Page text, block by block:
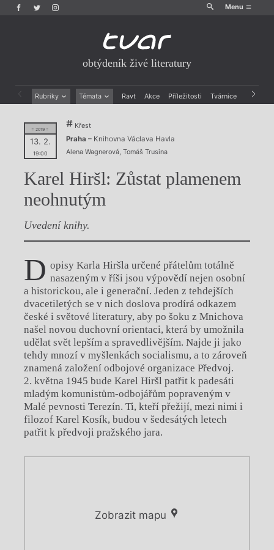
Menu
obtýdeník živé literatury
Rubriky Témata Ravt Akce Příležitosti Tvárnice Archiv
Drobná publicistika
Esejistika
Recenze a reflexe
Rozhovory
Právě vychází
Mauzoleum
Divadlo
Dokument
Výroční ceny
= 2019 =
13. 2.
19:00
Křest
Praha – Knihovna Václava Havla
Alena Wagnerová, Tomáš Trusina
Karel Hiršl: Zůstat plamenem
neohnutým
Uvedení knihy.
D opisy Karla Hiršla určené přátelům totálně
nasazeným v říši jsou výpovědí nejen osobní
a historickou, ale i generační. Jeden z tehdejších
dvacetiletých se v nich doslova prodírá odkazem
české i světové literatury, aby po šoku z Mnichova
našel novou duchovní orientaci, která by umožnila
udělat svět lepším a spravedlivějším. Najde ji jako
tehdy mnozí v myšlenkách socialismu, a to zároveň
znamená založení odbojové organizace Předvoj.
2. května 1945 bude Karel Hiršl patřit k padesáti
mladým komunistům-odbojářům popraveným v
Malé pevnosti Terezín. Ti, kteří přežijí, mezi nimi i
filozof Karel Kosík, budou v šedesátých letech
patřit k předvoji pražského jara.
Zobrazit mapu